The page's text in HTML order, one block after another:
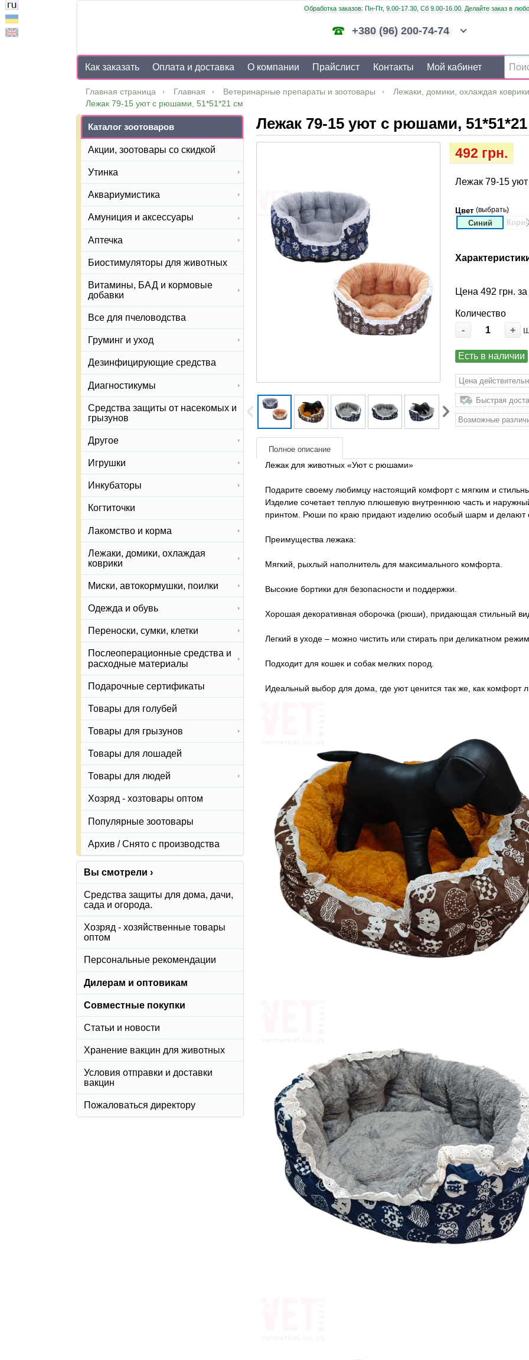
Обработка заказов: Пн-Пт, 9.00-17.30, Сб 9.00-16.00. Делайте заказ в
+380 (96) 200-74-74
Как заказать Оплата и доставка О компании Прайслист Контакты Мой кабинет
Главная страница Главная Ветеринарные препараты и зоотовары Лежаки, домики, охлаждая коврики
Лежак 79-15 уют с рюшами, 51*51*21 см
Лежак 79-15 уют с рюшами,
492 грн.
Лежак 79-15
Цвет(выбрать)
Синий
Цена 492 грн.
Количество
-
+
Есть в наличии
Цена
Быстрая
Возможные
Полное описание
Лежак для животных «Уют с рюшами»
Подарите своему любимцу настоящий комфорт с мягким и
Изделие сочетает теплую плюшевую внутреннюю часть и
принтом. Рюши по краю придают изделию особый шарм и делают
Преимущества лежака:
Мягкий, рыхлый наполнитель для максимального комфорта.
Высокие бортики для безопасности и поддержки.
Хорошая декоративная оборочка (рюши), ​​придающая стильный
Легкий в уходе – можно чистить или стирать при деликатном
Подходит для кошек и собак мелких пород.
Идеальный выбор для дома, где уют ценится так же, как комфорт
Каталог зоотоваров
Акции, зоотовары со скидкой
Утинка
Аквариумистика
Амуниция и аксессуары
Аптечка
Биостимуляторы для животных
Витамины, БАД и кормовые
добавки
Все для пчеловодства
Груминг и уход
Дезинфицирующие средства
Диагностикумы
Средства защиты от насекомых и
грызунов
Другое
Игрушки
Инкубаторы
Когтиточки
Лакомство и корма
Лежаки, домики, охлаждая
коврики
Миски, автокормушки, поилки
Одежда и обувь
Переноски, сумки, клетки
Послеоперационные средства и
расходные материалы
Подарочные сертификаты
Товары для голубей
Товары для грызунов
Товары для лошадей
Товары для людей
Хозряд - хозтовары оптом
Популярные зоотовары
Архив / Снято с производства
Вы смотрели ›
Средства защиты для дома, дачи,
сада и огорода.
Хозряд - хозяйственные товары
оптом
Персональные рекомендации
Дилерам и оптовикам
Совместные покупки
Статьи и новости
Хранение вакцин для животных
Условия отправки и доставки
вакцин
Пожаловаться директору